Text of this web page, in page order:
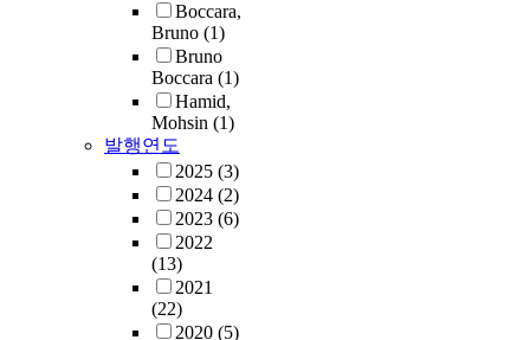
Boccara,
Bruno (1)
Bruno
Boccara (1)
Hamid,
Mohsin (1)
발행연도
2025 (3)
2024 (2)
2023 (6)
2022
(13)
2021
(22)
2020 (5)